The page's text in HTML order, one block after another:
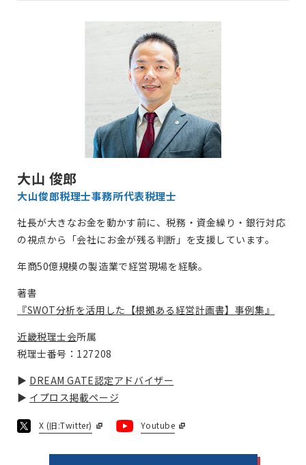
大山 俊郎
大山俊郎税理士事務所代表税理士
社長が大きなお金を動かす前に、税務・資金繰り・銀行対応
の視点から「会社にお金が残る判断」を支援しています。
年商50億規模の製造業で経営現場を経験。
著書
『SWOT分析を活用した【根拠ある経営計画書】事例集』
近畿税理士会所属
税理士番号：127208
▶ DREAM GATE認定アドバイザー
▶ イプロス掲載ページ
X (旧:Twitter) Youtube